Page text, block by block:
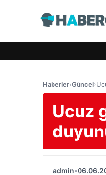
Haberler›Güncel›
Ucuz
admin•